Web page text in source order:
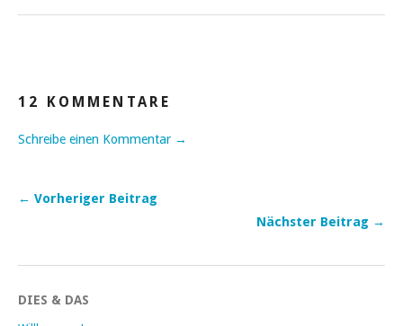
12 KOMMENTARE
Schreibe einen Kommentar →
← Vorheriger Beitrag
Nächster Beitrag →
DIES & DAS